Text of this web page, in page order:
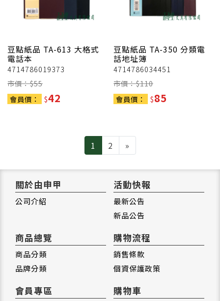
豆點紙品 TA-613 大格式
電話本
4714786019373
市價：$55
會員價：
$42
豆點紙品 TA-350 分類電
話地址簿
4714786034451
市價：$110
會員價：
$85
1 2 »
關於由申甲
公司介紹
活動快報
最新公告
新品公告
商品總覽
商品分類
品牌分類
購物流程
銷售條款
個資保護政策
會員專區 購物車